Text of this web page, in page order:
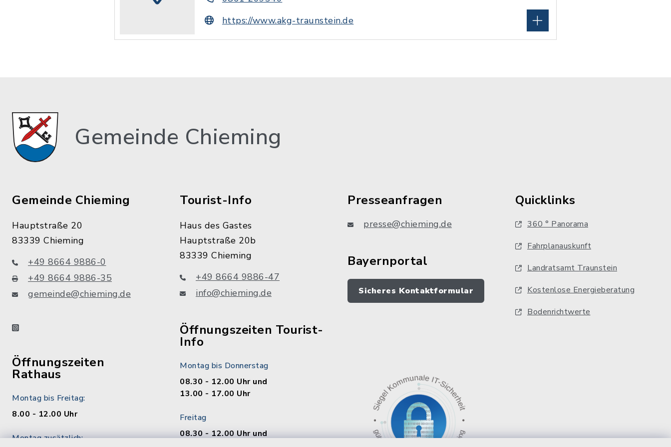
https://www.akg-traunstein.de
Gemeinde Chieming
Gemeinde Chieming
Hauptstraße 20
83339 Chieming
+49 8664 9886-0
+49 8664 9886-35
gemeinde@chieming.de
instagram
Öffnungszeiten
Rathaus
Montag bis Freitag:
8.00 - 12.00 Uhr
Montag zusätzlich:
Tourist-Info
Haus des Gastes
Hauptstraße 20b
83339 Chieming
+49 8664 9886-47
info@chieming.de
Öffnungszeiten Tourist-
Info
Montag bis Donnerstag
08.30 - 12.00 Uhr und
13.00 - 17.00 Uhr
Freitag
08.30 - 12.00 Uhr und
Presseanfragen
presse@chieming.de
Bayernportal
Sicheres Kontaktformular
Quicklinks
360 ° Panorama
Fahrplanauskunft
Landratsamt Traunstein
Kostenlose Energieberatung
Bodenrichtwerte